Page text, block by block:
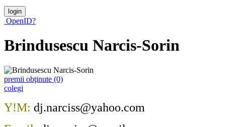
OpenID?
Brindusescu Narcis-Sorin
premii obţinute (0)
colegi
Y!M: dj.narciss@yahoo.com